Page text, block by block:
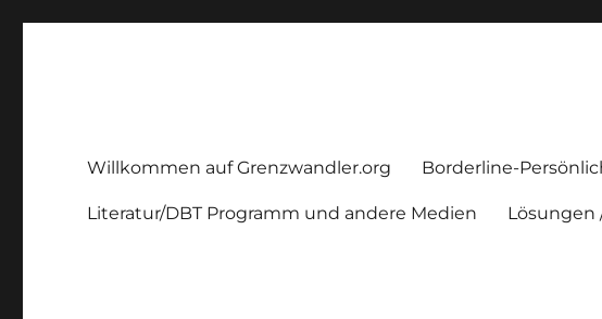
Willkommen auf Grenzwandler.org Borderline-
Literatur/DBT Programm und andere Medien Lösungen